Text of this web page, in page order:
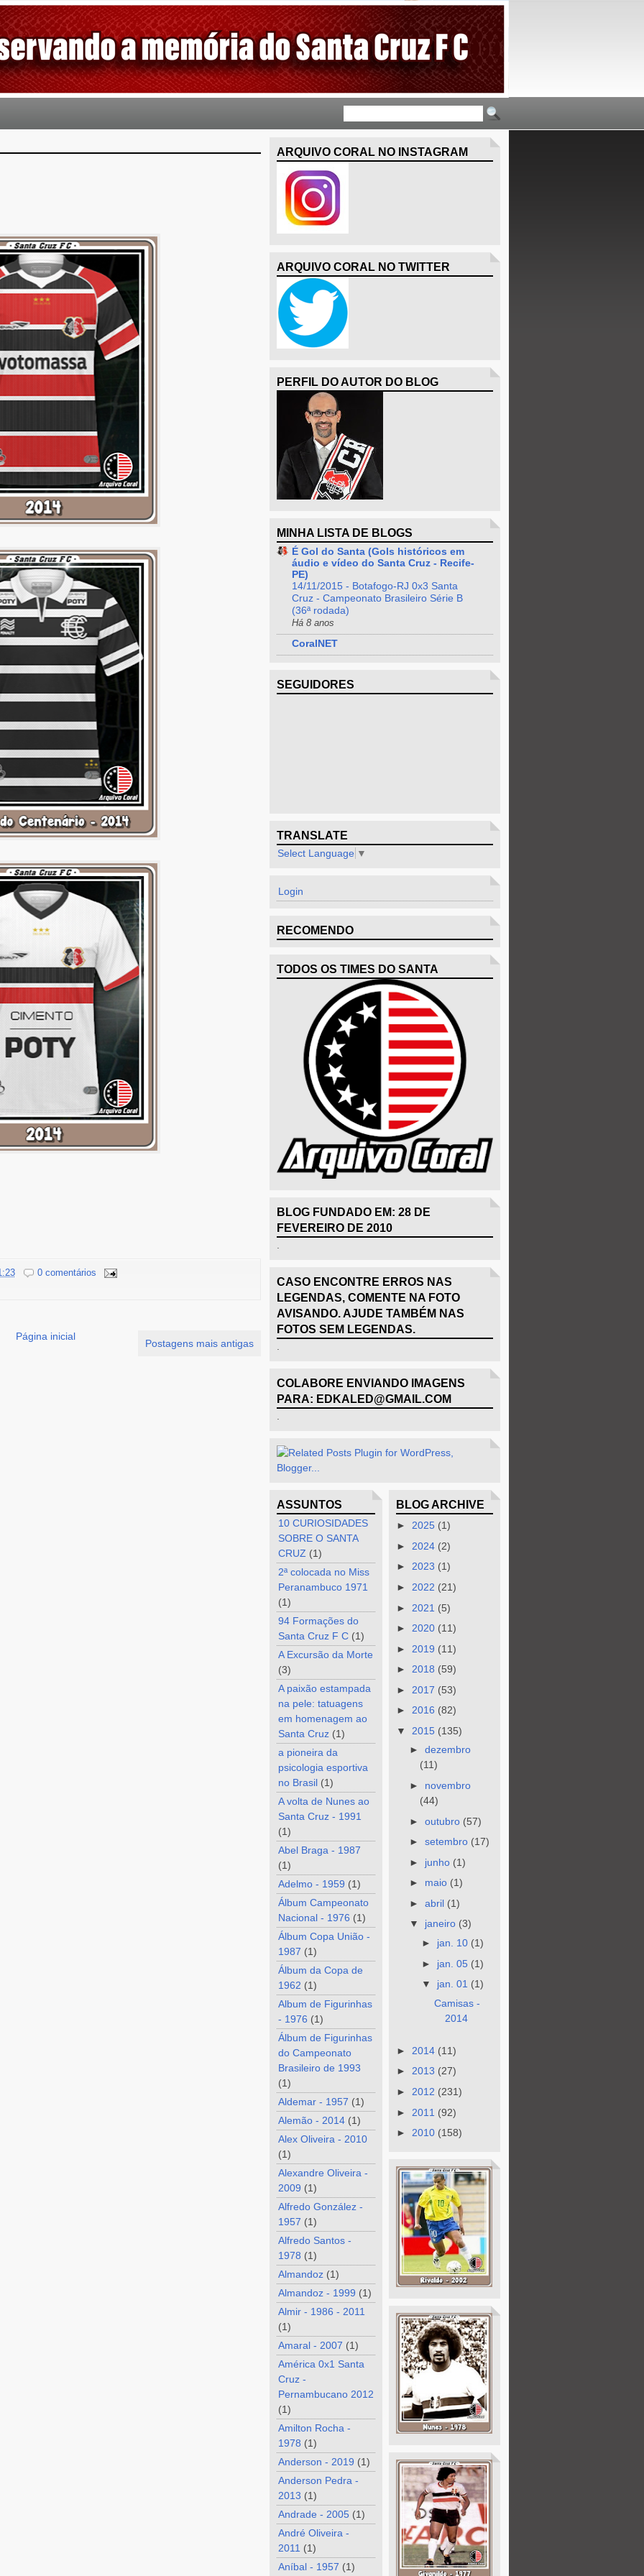
0 comentários
Postagens mais antigas
Página inicial
ARQUIVO CORAL NO INSTAGRAM
ARQUIVO CORAL NO TWITTER
PERFIL DO AUTOR DO BLOG
MINHA LISTA DE BLOGS
É Gol do Santa (Gols históricos em
áudio e vídeo do Santa Cruz - Recife-
PE)
14/11/2015 - Botafogo-RJ 0x3 Santa
Cruz - Campeonato Brasileiro Série B
(36ª rodada)
Há 8 anos
CoralNET
SEGUIDORES
TRANSLATE
Select Language ▼
Login
RECOMENDO
TODOS OS TIMES DO SANTA
BLOG FUNDADO EM: 28 DE
FEVEREIRO DE 2010
CASO ENCONTRE ERROS NAS
LEGENDAS, COMENTE NA FOTO
AVISANDO. AJUDE TAMBÉM NAS
FOTOS SEM LEGENDAS.
COLABORE ENVIANDO IMAGENS
PARA: EDKALED@GMAIL.COM
ASSUNTOS
10 CURIOSIDADES
SOBRE O SANTA
CRUZ (1)
2ª colocada no Miss
Peranambuco 1971
(1)
94 Formações do
Santa Cruz F C (1)
A Excursão da Morte
(3)
A paixão estampada
na pele: tatuagens
em homenagem ao
Santa Cruz (1)
a pioneira da
psicologia esportiva
no Brasil (1)
A volta de Nunes ao
Santa Cruz - 1991
(1)
Abel Braga - 1987
(1)
Adelmo - 1959 (1)
Álbum Campeonato
Nacional - 1976 (1)
Álbum Copa União -
1987 (1)
Álbum da Copa de
1962 (1)
Album de Figurinhas
- 1976 (1)
Álbum de Figurinhas
do Campeonato
Brasileiro de 1993
(1)
Aldemar - 1957 (1)
Alemão - 2014 (1)
Alex Oliveira - 2010
(1)
Alexandre Oliveira -
2009 (1)
Alfredo González -
1957 (1)
Alfredo Santos -
1978 (1)
Almandoz (1)
Almandoz - 1999 (1)
Almir - 1986 - 2011
(1)
Amaral - 2007 (1)
América 0x1 Santa
Cruz -
Pernambucano 2012
(1)
Amilton Rocha -
1978 (1)
Anderson - 2019 (1)
Anderson Pedra -
2013 (1)
Andrade - 2005 (1)
André Oliveira -
2011 (1)
Aníbal - 1957 (1)
BLOG ARCHIVE
►2025 (1)
► 2024 (2)
►2023 (1)
► 2022 (21)
► 2021 (5)
► 2020 (11)
► 2019 (11)
►2018 (59)
► 2017 (53)
►2016 (82)
▼ 2015 (135)
► dezembro
(11)
► novembro
(44)
► outubro (57)
► setembro (17)
► junho (1)
► maio (1)
► abril (1)
▼ janeiro (3)
► jan. 10 (1)
► jan. 05 (1)
▼ jan. 01 (1)
Camisas -
2014
► 2014 (11)
►2013 (27)
► 2012 (231)
► 2011 (92)
► 2010 (158)